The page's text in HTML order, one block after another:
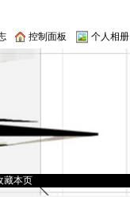
控制面板 个人相册
藏本页